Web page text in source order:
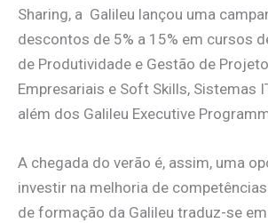
Sharing, a Galileu lançou uma
descontos de 5% a 15% em cursos
de Produtividade e Gestão de
Empresariais e Soft Skills, Sistemas
além dos Galileu Executive
A chegada do verão é, assim, uma
investir na melhoria de
de formação da Galileu traduz-se